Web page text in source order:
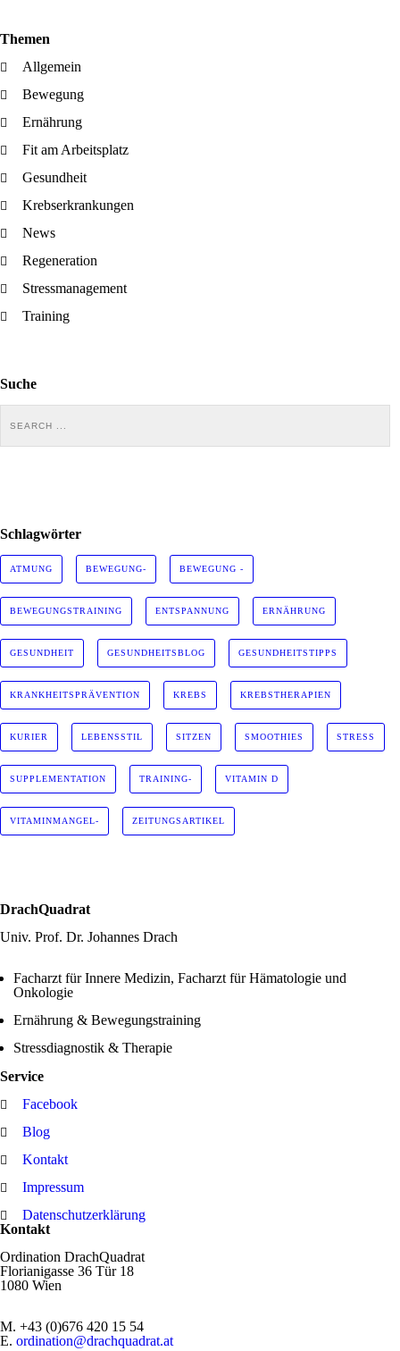
Themen
Allgemein
Bewegung
Ernährung
Fit am Arbeitsplatz
Gesundheit
Krebserkrankungen
News
Regeneration
Stressmanagement
Training
Suche
Schlagwörter
ATMUNG BEWEGUNG- BEWEGUNG -
BEWEGUNGSTRAINING ENTSPANNUNG ERNÄHRUNG
GESUNDHEIT GESUNDHEITSBLOG GESUNDHEITSTIPPS
KRANKHEITSPRÄVENTION KREBS KREBSTHERAPIEN
KURIER LEBENSSTIL SITZEN SMOOTHIES STRESS
SUPPLEMENTATION TRAINING- VITAMIN D
VITAMINMANGEL- ZEITUNGSARTIKEL
DrachQuadrat
Univ. Prof. Dr. Johannes Drach
Facharzt für Innere Medizin, Facharzt für Hämatologie und
Onkologie
Ernährung & Bewegungstraining
Stressdiagnostik & Therapie
Service
Facebook
Blog
Kontakt
Impressum
Datenschutzerklärung
Kontakt
Ordination DrachQuadrat
Florianigasse 36 Tür 18
1080 Wien
M. +43 (0)676 420 15 54
E. ordination@drachquadrat.at